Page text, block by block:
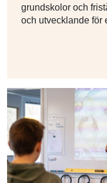
grundskolor och
och utvecklande för